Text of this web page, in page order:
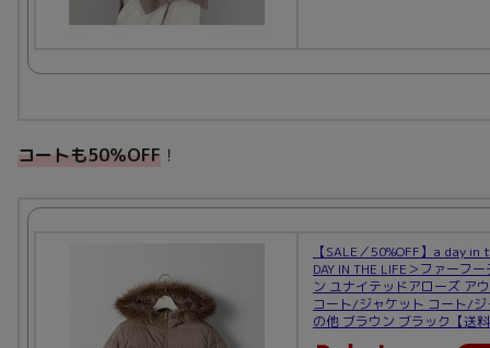
コートも50％OFF ！
【SALE／50%OFF】a day
DAY IN THE LIFE＞ファーフ
ン ユナイテッドアローズ ア
コート/ジャケット コート/ジ
の他 ブラウン ブラック【送